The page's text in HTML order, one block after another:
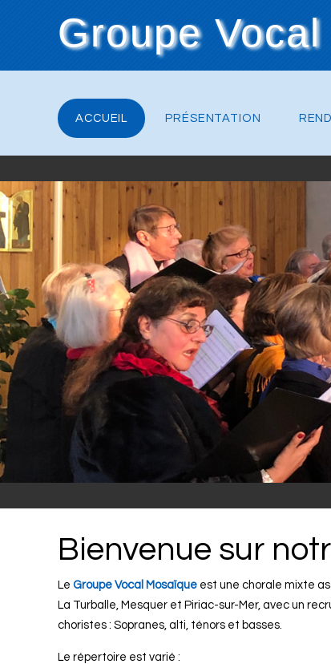
Groupe
ACCUEIL PRÉSENTATION
Bienvenue sur
Le Groupe Vocal Mosaïque est une chorale mixte
La Turballe, Mesquer et Piriac-sur-Mer, avec un
choristes : Sopranes, alti, ténors et basses.
Le répertoire est varié :